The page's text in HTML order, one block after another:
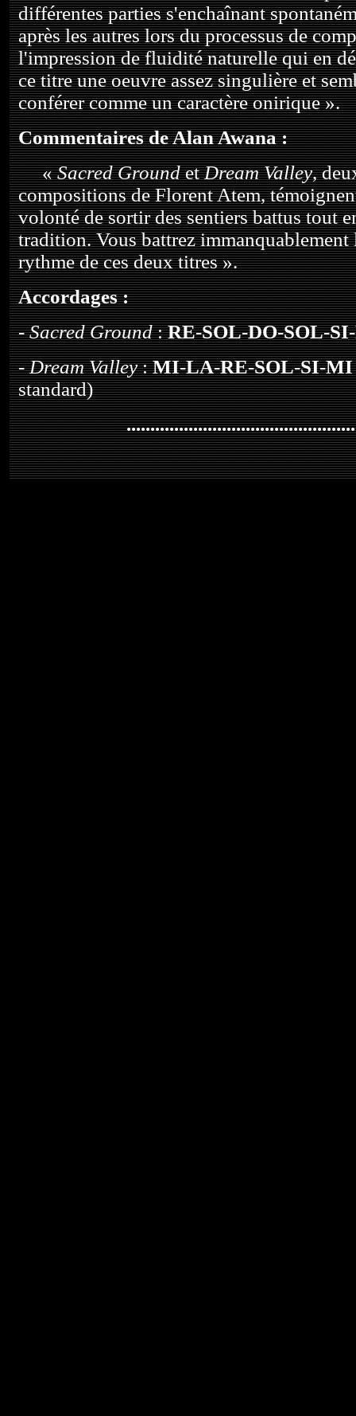
différentes parties s'enchaînant
après les autres lors du processus de
l'impression de fluidité naturelle qui en
ce titre une oeuvre assez singulière et
conférer comme un caractère onirique ».
Commentaires de Alan Awana :
«Sacred GroundetDream Valley,
compositions de Florent Atem,
volonté de sortir des sentiers battus tout
tradition. Vous battrez immanquablement
rythme de ces deux titres ».
Accordages :
-Sacred Ground:RE-SOL-DO-SOL-SI-
-Dream Valley:MI-LA-RE-SOL-SI-MI
standard)